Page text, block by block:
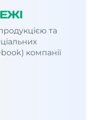
та
компанії